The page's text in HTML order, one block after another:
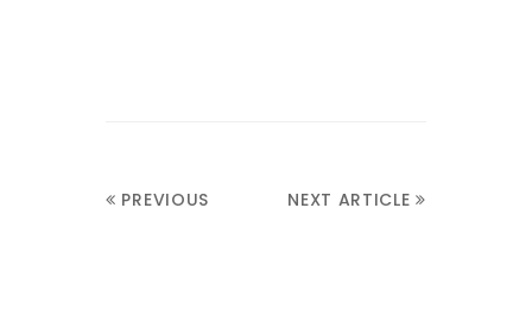
PREVIOUS
NEXT ARTICLE